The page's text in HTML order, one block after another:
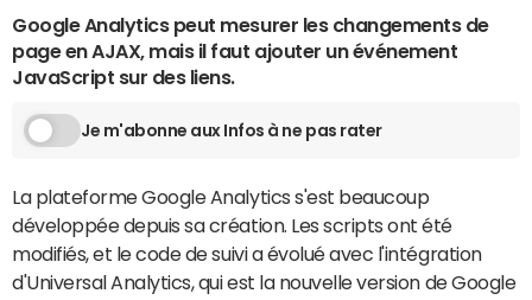
Google Analytics peut mesurer les changements de
page en AJAX, mais il faut ajouter un événement
JavaScript sur des liens.
Je m'abonne aux Infos à ne pas rater
La plateforme Google Analytics s'est beaucoup
développée depuis sa création. Les scripts ont été
modifiés, et le code de suivi a évolué avec l'intégration
d'Universal Analytics, qui est la nouvelle version de Google